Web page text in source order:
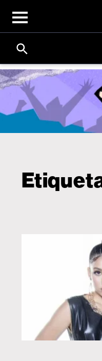
Open
menu
Search
Click
Expand
Search
Input